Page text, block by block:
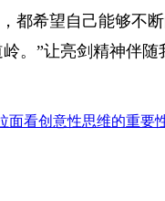
都希望自己能够不
。”让亮剑精神伴
面看创意性思维的重要